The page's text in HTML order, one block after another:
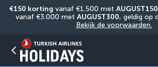
€150 korting vanaf €1.500 met AUGUST150
vanaf €3.000 met AUGUST300
Bekijk de voorwaarden.